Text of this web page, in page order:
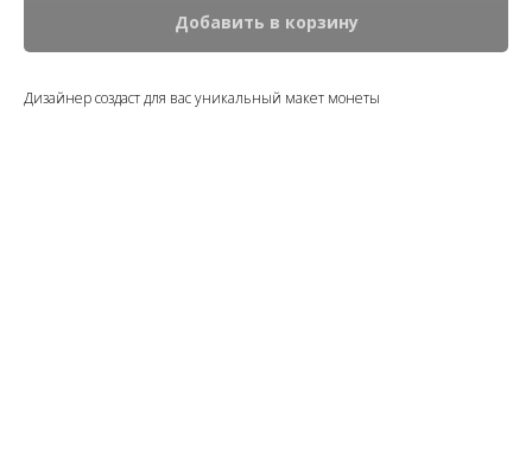
Добавить в корзину
Дизайнер создаст для вас уникальный макет монеты